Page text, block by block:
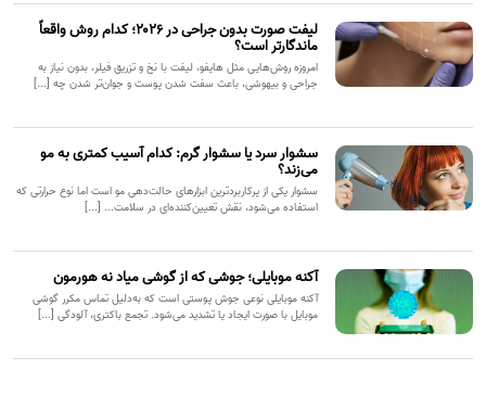
لیفت صورت بدون جراحی در ۲۰۲۶؛ کدام روش واقعاً
ماندگارتر است؟
امروزه روش‌هایی مثل هایفو، لیفت با نخ و تزریق فیلر، بدون نیاز به
جراحی و بیهوشی، باعث سفت شدن پوست و جوان‌تر شدن چه [...]
سشوار سرد یا سشوار گرم: کدام آسیب کمتری به مو
می‌زند؟
سشوار یکی از پرکاربردترین ابزارهای حالت‌دهی مو است اما نوع حرارتی که
استفاده می‌شود، نقش تعیین‌کننده‌ای در سلامت... [...]
آکنه موبایلی؛ جوشی که از گوشی میاد نه هورمون
آکنه موبایلی نوعی جوش پوستی است که به‌دلیل تماس مکرر گوشی
موبایل با صورت ایجاد یا تشدید می‌شود. تجمع باکتری، آلودگی [...]